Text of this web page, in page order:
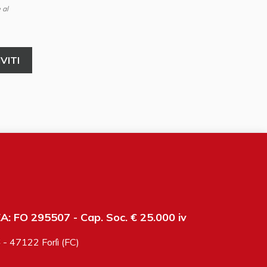
al
FO 295507 - Cap. Soc. € 25.000 iv
- 47122 Forlì (FC)